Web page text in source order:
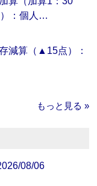
）：個人…
減算（▲15点）：
もっと見る »
08/06